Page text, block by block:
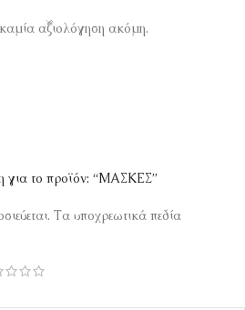
αξιολόγηση ακόμη.
για το προϊόν: “ΜΑΣΚΕΣ”
Τα υποχρεωτικά πεδία